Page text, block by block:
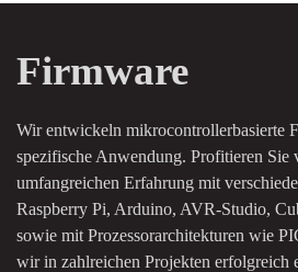
Firmware
Wir entwickeln mikrocontrollerbasierte
spezifische Anwendung. Profitieren Sie
umfangreichen Erfahrung mit
Raspberry Pi, Arduino, AVR-Studio,
sowie mit Prozessorarchitekturen wie
wir in zahlreichen Projekten erfolgreich